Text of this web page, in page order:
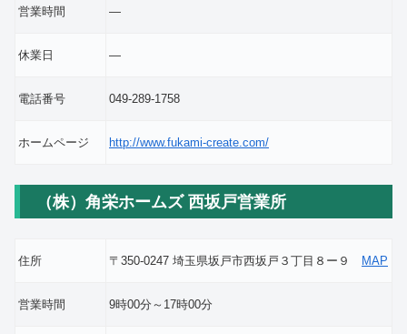
営業時間 ―
休業日 ―
電話番号 049-289-1758
ホームページ http://www.fukami-create.com/
（株）角栄ホームズ 西坂戸営業所
住所 〒350-0247 埼玉県坂戸市西坂戸３丁目８ー９ MAP
営業時間 9時00分～17時00分